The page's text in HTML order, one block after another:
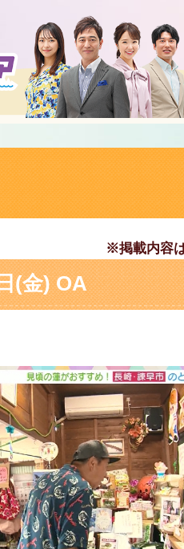
※掲載内容
(金) OA